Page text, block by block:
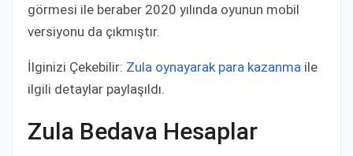
görmesi ile beraber 2020 yılında oyunun mobil
versiyonu da çıkmıştır.
İlginizi Çekebilir: Zula oynayarak para kazanma ile
ilgili detaylar paylaşıldı.
Zula Bedava Hesaplar